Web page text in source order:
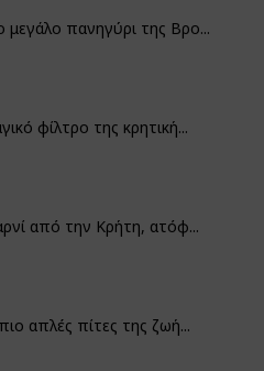
πανηγύρι της Βρο...
φίλτρο της κρητική...
από την Κρήτη, ατόφ...
απλές πίτες της ζωή...